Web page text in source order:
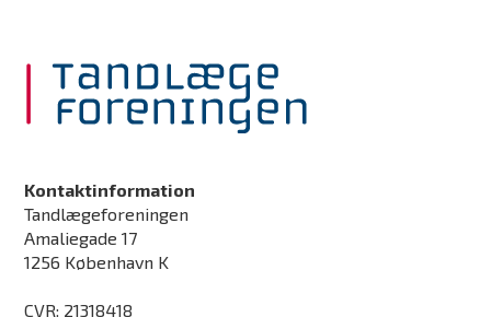
Kontaktinformation
Tandlægeforeningen
Amaliegade 17
1256 København K
CVR: 21318418